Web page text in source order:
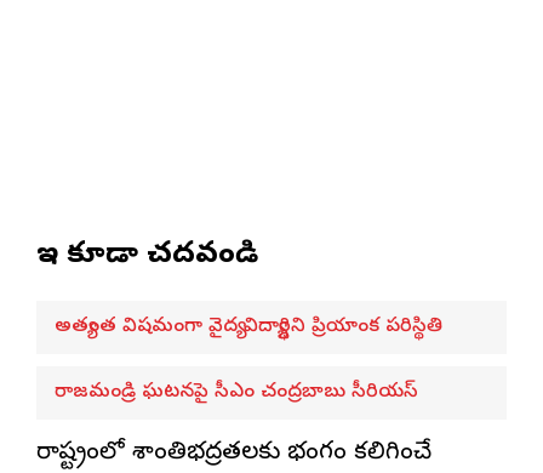
ఇవి కూడా చదవండి
అత్యంత విషమంగా వైద్య విద్యార్థిని ప్రియాంక పరిస్థితి
రాజమండ్రి ఘటనపై సీఎం చంద్రబాబు సీరియస్
రాష్ట్రంలో శాంతిభద్రతలకు భంగం కలిగించే